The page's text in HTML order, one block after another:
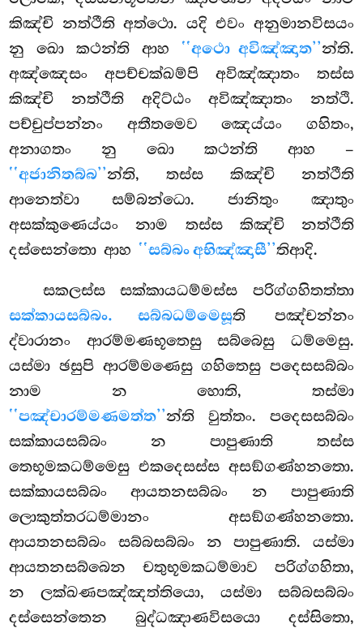
කිඤ්චි නත්ථීති අත්ථො. යදි එවං අනුමානවිසයං
නු ඛො කථන්ති ආහ ‘‘අථො අවිඤ්ඤාත’’න්ති.
අඤ්ඤෙසං අපච්චක්ඛම්පි අවිඤ්ඤාතං තස්ස
කිඤ්චි නත්ථීති අදිට්ඨං අවිඤ්ඤාතං නත්ථි.
පච්චුප්පන්නං අතීතමෙව ඤෙය්යං ගහිතං,
අනාගතං නු ඛො කථන්ති ආහ –
‘‘අජානිතබ්බ’’න්ති, තස්ස කිඤ්චි නත්ථීති
ආනෙත්වා සම්බන්ධො. ජානිතුං ඤාතුං
අසක්කුණෙය්යං නාම තස්ස කිඤ්චි නත්ථීති
දස්සෙන්තො ආහ ‘‘සබ්බං අභිඤ්ඤාසී’’තිආදි.
සකලස්ස සක්කායධම්මස්ස පරිග්ගහිතත්තා
සක්කායසබ්බං. සබ්බධම්මෙසූති පඤ්චන්නං
ද්වාරානං ආරම්මණභූතෙසු සබ්බෙසු ධම්මෙසු.
යස්මා ඡසුපි ආරම්මණෙසු ගහිතෙසු පදෙසසබ්බං
නාම න හොති, තස්මා
‘‘පඤ්චාරම්මණමත්ත’’න්ති වුත්තං. පදෙසසබ්බං
සක්කායසබ්බං න පාපුණාති තස්ස
තෙභූමකධම්මෙසු එකදෙසස්ස අසඞ්ගණ්හනතො.
සක්කායසබ්බං ආයතනසබ්බං න පාපුණාති
ලොකුත්තරධම්මානං අසඞ්ගණ්හනතො.
ආයතනසබ්බං සබ්බසබ්බං න පාපුණාති. යස්මා
ආයතනසබ්බෙන චතුභූමකධම්මාව පරිග්ගහිතා,
න ලක්ඛණපඤ්ඤත්තියො, යස්මා සබ්බසබ්බං
දස්සෙන්තෙන බුද්ධඤාණවිසයො දස්සිතො,